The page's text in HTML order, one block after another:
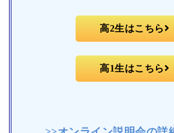
高2生はこちら
高1生はこちら